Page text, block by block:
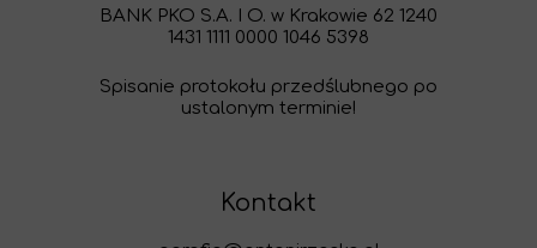
BANK PKO S.A. I O. w Krakowie 62 1240
1431 1111 0000 1046 5398
Spisanie protokołu przedślubnego po
ustalonym terminie!
Kontakt